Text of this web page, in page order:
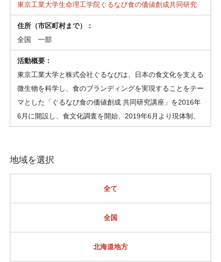
東京工業大学生命理工学院ぐるなび食の価値創成共同研究
全国 一部
東京工業大学と株式会社ぐるなびは、日本の食文化を支える
微生物を科学し、食のブランディングを実現することをテー
マとした「ぐるなび食の価値創成 共同研究講座」を2016年
6月に開設し、食文化調査を開始、2019年6月より現体制。
地域を選択
全て
全国
北海道地方